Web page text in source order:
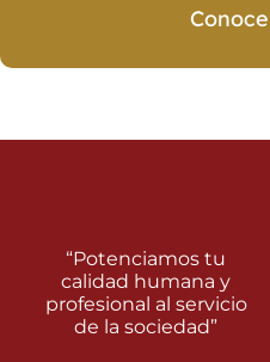
“Potenciamos tu
calidad humana y
profesional al servicio
de la sociedad”